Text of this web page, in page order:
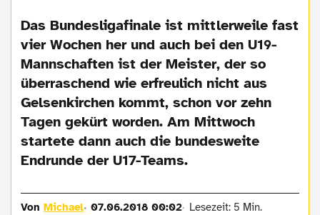
Das Bundesligafinale ist mittlerweile fast
vier Wochen her und auch bei den U19-
Mannschaften ist der Meister, der so
überraschend wie erfreulich nicht aus
Gelsenkirchen kommt, schon vor zehn
Tagen gekürt worden. Am Mittwoch
startete dann auch die bundesweite
Endrunde der U17-Teams.
VonMichael 07.06.2018 00:02 Lesezeit: 5 Min.